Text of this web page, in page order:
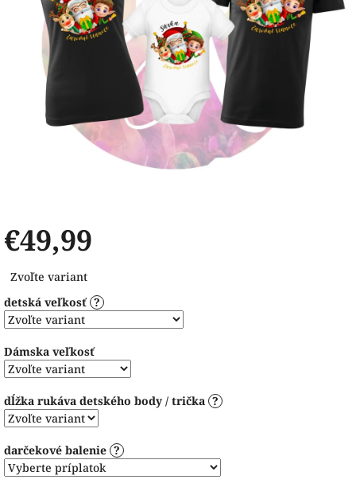
€49,99
cena:
Zvoľte variant
detská veľkosť ?
Dámska veľkosť
dĺžka rukáva detského body / trička ?
darčekové balenie ?